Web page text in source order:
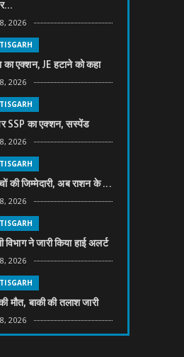
2026
का एक्शन, JE हटाने को कहा
2026
SSP का एक्शन, सस्पेंड
2026
की जिम्मेदारी, अब राशन के ...
2026
ने जारी किया हाई अलर्ट
2026
मौत, बाकी की तलाश जारी
2026